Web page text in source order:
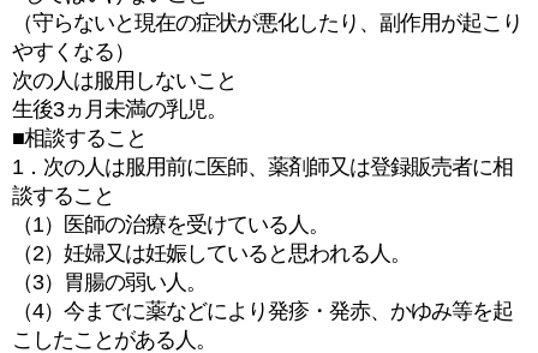
（守らないと現在の症状が悪化したり、副作用が起こり
やすくなる）
次の人は服用しないこと
生後3ヵ月未満の乳児。
■相談すること
1．次の人は服用前に医師、薬剤師又は登録販売者に相
談すること
（1）医師の治療を受けている人。
（2）妊婦又は妊娠していると思われる人。
（3）胃腸の弱い人。
（4）今までに薬などにより発疹・発赤、かゆみ等を起
こしたことがある人。